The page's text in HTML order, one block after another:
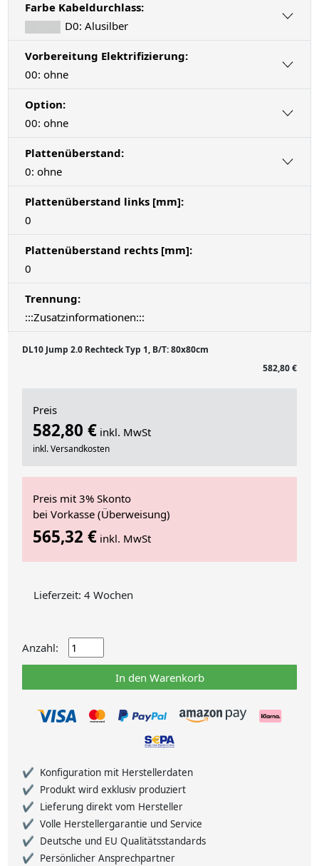
Farbe Kabeldurchlass:
D0: Alusilber
Vorbereitung Elektrifizierung:
00: ohne
Option:
00: ohne
Plattenüberstand:
0: ohne
Plattenüberstand links [mm]:
0
Plattenüberstand rechts [mm]:
0
Trennung:
:::Zusatzinformationen:::
DL10 Jump 2.0 Rechteck Typ 1, B/T: 80x80cm
582,80 €
Preis
582,80 € inkl. MwSt
inkl. Versandkosten
Preis mit 3% Skonto
bei Vorkasse (Überweisung)
565,32 € inkl. MwSt
Lieferzeit: 4 Wochen
Anzahl:
In den Warenkorb
Konfiguration mit Herstellerdaten
Produkt wird exklusiv produziert
Lieferung direkt vom Hersteller
Volle Herstellergarantie und Service
Deutsche und EU Qualitätsstandards
Persönlicher Ansprechpartner